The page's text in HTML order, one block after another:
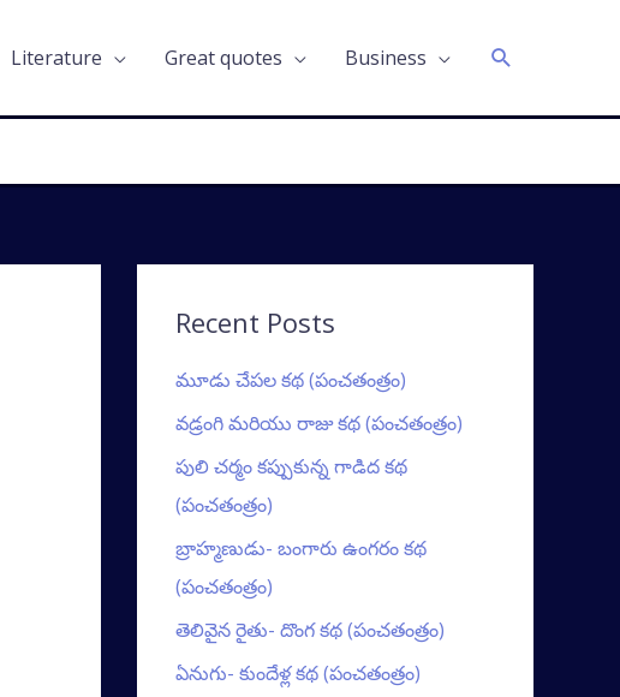
Literature Great quotes Business Search
Recent Posts
మూడు చేపల కథ (పంచతంత్రం)
వడ్రంగి మరియు రాజు కథ (పంచతంత్రం)
పులి చర్మం కప్పుకున్న గాడిద కథ
(పంచతంత్రం)
బ్రాహ్మణుడు- బంగారు ఉంగరం కథ
(పంచతంత్రం)
తెలివైన రైతు- దొంగ కథ (పంచతంత్రం)
ఏనుగు- కుందేళ్ల కథ (పంచతంత్రం)